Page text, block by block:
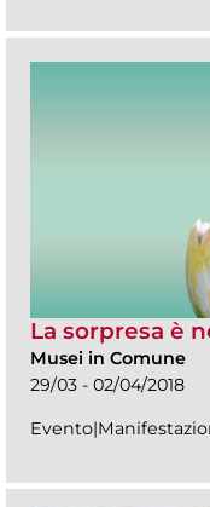
La sorpresa è
Musei in Comune
29/03 - 02/04/2018